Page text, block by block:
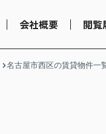
会社概要 閲覧
名古屋市西区の賃貸物件一